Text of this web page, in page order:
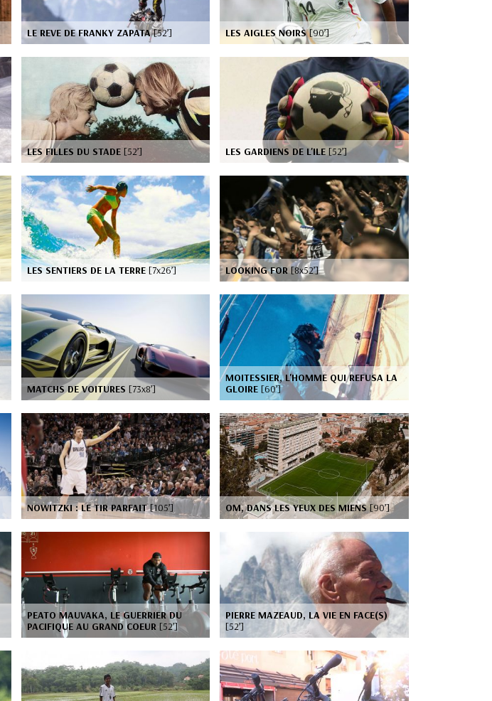
LE REVE DE FRANKY ZAPATA[52’] LES AIGLES NOIRS[90’]
LES FILLES DU STADE [52’] LES GARDIENS DE L'ILE[52’]
LES SENTIERS DE LA TERRE [7x26’] LOOKING FOR[8x52’]
MATCHS DE VOITURES [73x8’]
MOITESSIER, L'HOMME QUI REFUSA LA
GLOIRE[60’]
NOWITZKI : LE TIR PARFAIT[105’] OM, DANS LES YEUX DES MIENS[90’]
PEATO MAUVAKA, LE GUERRIER DU
PACIFIQUE AU GRAND COEUR[52’]
PIERRE MAZEAUD, LA VIE EN FACE(S)
[52’]